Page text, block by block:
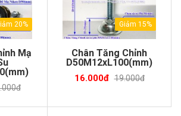
20%
Mạ
Giảm 15%
Chân Tăng Chỉnh
D50M12xL100(mm)
16.000đ 19.000đ